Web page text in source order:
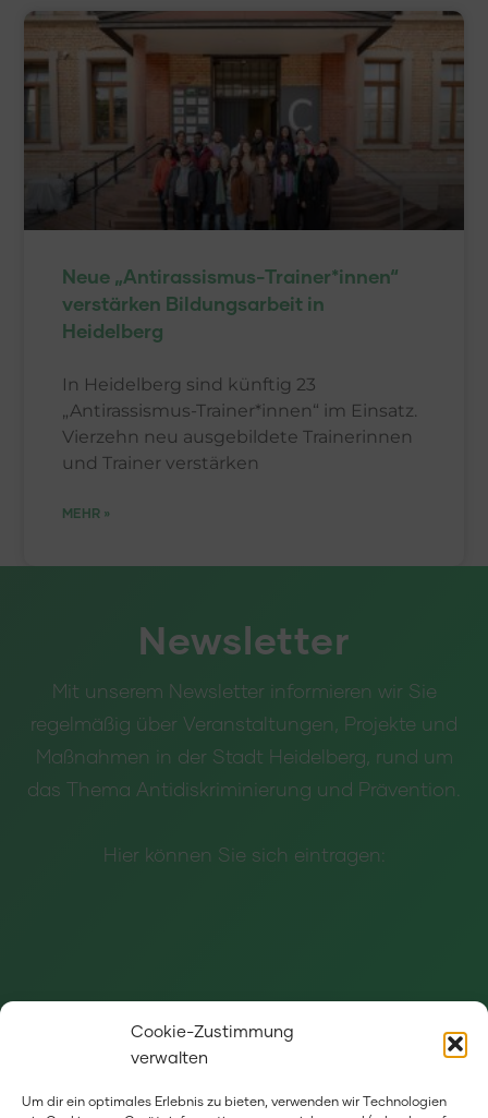
Cookie-Zustimmung
verwalten
Um dir ein optimales Erlebnis zu bieten, verwenden wir Technologien
Neue „Antirassismus-Trainer*innen“
verstärken Bildungsarbeit in
Heidelberg
In Heidelberg sind künftig 23
„Antirassismus-Trainer*innen“ im Einsatz.
Vierzehn neu ausgebildete Trainerinnen
und Trainer verstärken
MEHR »
Newsletter
Mit unserem Newsletter informieren wir Sie
regelmäßig über Veranstaltungen, Projekte und
Maßnahmen in der Stadt Heidelberg, rund um
das Thema Antidiskriminierung und Prävention.
Hier können Sie sich eintragen: